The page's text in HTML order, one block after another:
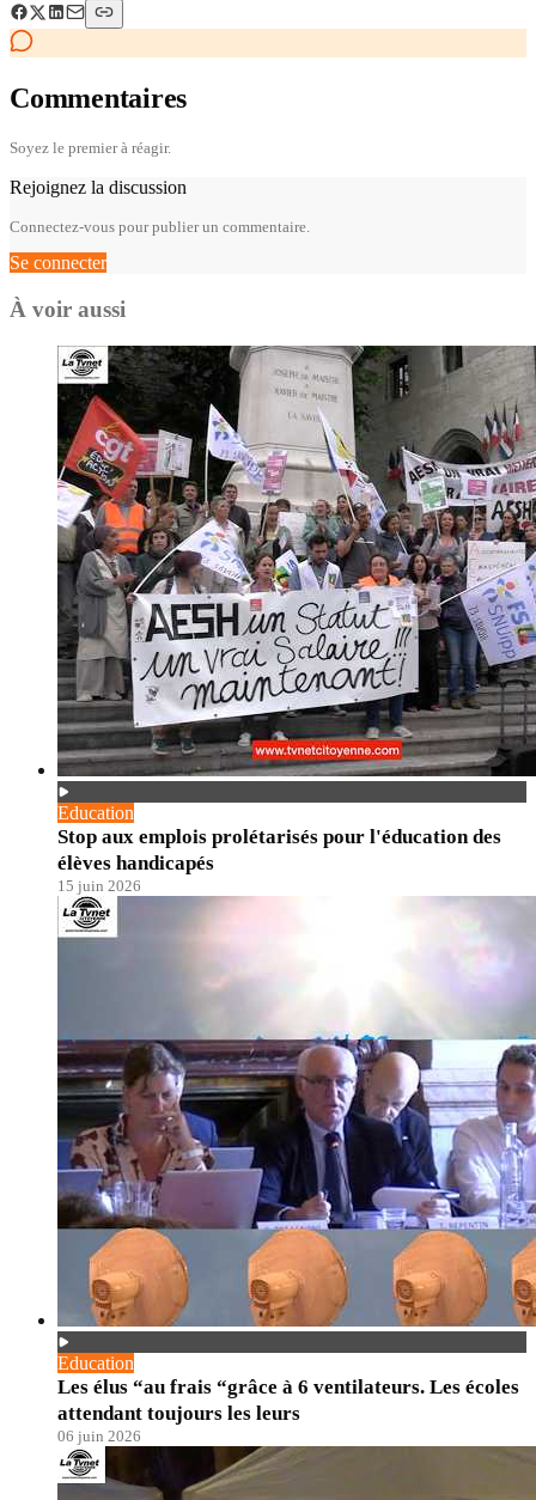
Commentaires
Soyez le premier à réagir.
Rejoignez la discussion
Connectez-vous pour publier un commentaire.
Se connecter
À voir aussi
Education
Stop aux emplois prolétarisés pour l'éducation des
élèves handicapés
15 juin 2026
Education
Les élus “au frais “grâce à 6 ventilateurs. Les écoles
attendant toujours les leurs
06 juin 2026